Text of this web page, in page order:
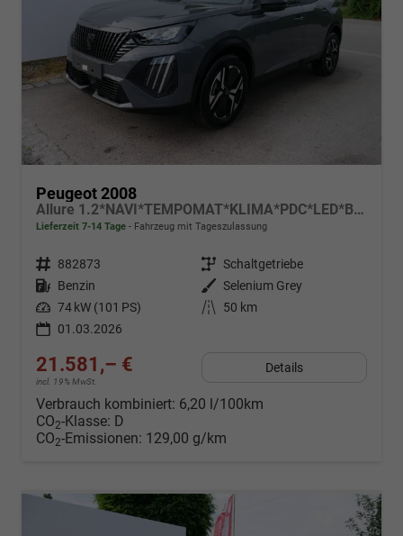
Peugeot 2008
Allure 1.2*NAVI*TEMPOMAT*KLIMA*PDC*LED*BLUETOOTH*FRONT-ASSIST*17-ZOLL
Lieferzeit 7-14 Tage Fahrzeug mit Tageszulassung
Fahrzeugnr. 882873 Getriebe Schaltgetriebe
Kraftstoff Benzin Außenfarbe Selenium Grey
Leistung 74 kW (101 PS) Kilometerstand
50 km
01.03.2026
21.581,– €
incl. 19% MwSt.
Details
Verbrauch kombiniert: 6,20 l/100km
CO2-Klasse: D
CO2-Emissionen: 129,00 g/km